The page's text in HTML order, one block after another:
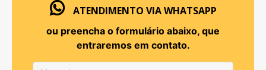
ATENDIMENTO VIA WHATSAPP
ou preencha o formulário abaixo, que
entraremos em contato.